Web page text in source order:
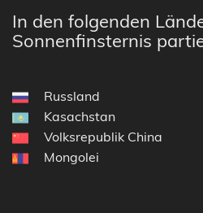
In den folgenden
Sonnenfinsternis
Russland
Kasachstan
Volksrepublik China
Mongolei